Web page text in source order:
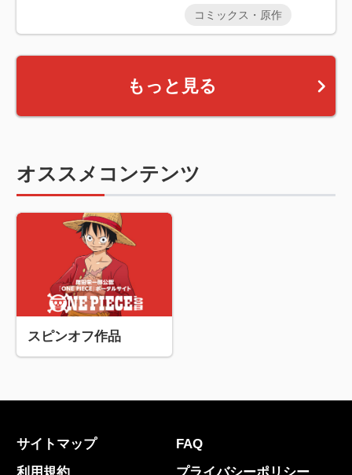
コミックス・原作
もっと見る
オススメコンテンツ
スピンオフ作品
サイトマップ
FAQ
利用規約
プライバシーポリシー